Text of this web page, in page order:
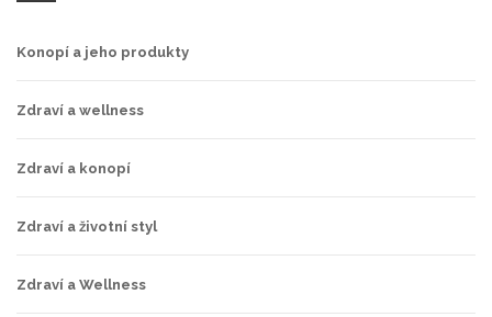
Konopí a jeho produkty
Zdraví a wellness
Zdraví a konopí
Zdraví a životní styl
Zdraví a Wellness